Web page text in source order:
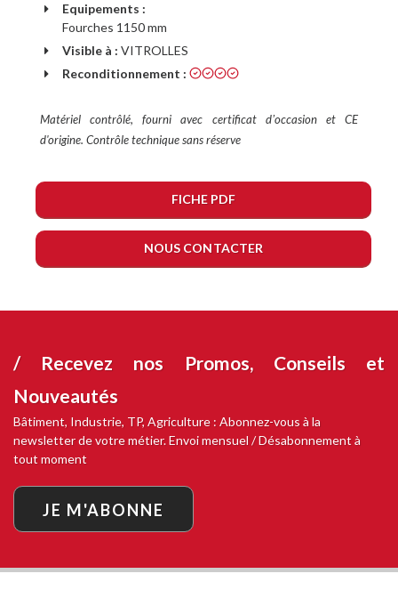
Equipements :
Fourches 1150 mm
Visible à : VITROLLES
Reconditionnement :
Matériel contrôlé, fourni avec certificat dʼoccasion et CE
d'origine. Contrôle technique sans réserve
FICHE PDF
NOUS CONTACTER
/ Recevez nos Promos, Conseils et
Nouveautés
Bâtiment, Industrie, TP, Agriculture : Abonnez-vous à la
newsletter de votre métier. Envoi mensuel / Désabonnement à
tout moment
JE M'ABONNE